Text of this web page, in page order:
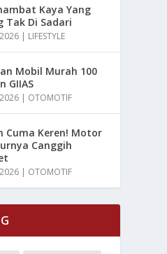
Kaya Yang
Tak Di Sadari
| LIFESTYLE
Mobil Murah 100
GIIAS
| OTOMOTIF
Cuma Keren! Motor
Canggih
| OTOMOTIF